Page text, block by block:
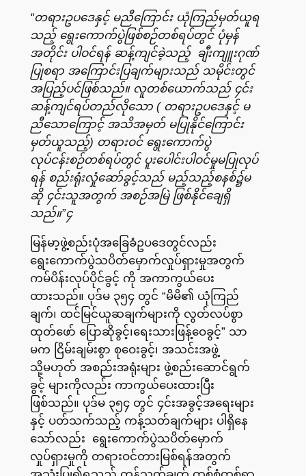
“တရားဥပဒေနှင့် မညီကြောင်း ယုံကြည်မှတ်ယူရ
သည့် ရွေးကောက်ပွဲဖြစ်စဉ်တစ်ရပ်တွင် ပုံမှန်
အတိုင်း ပါဝင်ရန် ဆန့်ကျင်ခဲ့သည့် ချီးကျူးဂုဏ်
ပြုစရာ အကြောင်းပြချက်များသည် သမိုင်းတွင်
အပြည့်ပင်ဖြစ်သည်။ လူတစ်ယောက်သည် ၄င်း
ဆန့်ကျင်ရပ်တည်လိုသော ( တရားဥပဒေနှင့် မ
ညီသောကြောင့် အသိအမှတ် မပြုနိုင်ကြောင်း
မှတ်ယူသည့်) တရားဝင် ရွေးကောက်ပွဲ
လုပ်ငန်းစဉ်တစ်ရပ်တွင် ပူးပေါင်းပါဝင်မှုမပြုလုပ်
ရန် စည်းရုံးလှုံဆော်ခွင့်သည် မည့်သည့်စနစ်၌မ
ဆို ၄င်းသူအတွက် အစဉ်အမြဲ ဖြစ်နိုင်ချေရှိ
သည်။”၄
မြန်မာ့ဖွဲ့စည်းပုံအခြေခံဥပဒေတွင်လည်း
ရွေးကောက်ပွဲသပိတ်မှောက်လှုပ်ရှားမှုအတွက်
ကမ်ပိန်းလုပ်ပိုင်ခွင့် ကို အကာကွယ်ပေး
ထားသည်။ ပုဒ်မ ၃၅၄ တွင် “မိမိ၏ ယုံကြည်
ချက်၊ ထင်မြင်ယူဆချက်များကို လွတ်လပ်စွာ
ထုတ်ဖော် ပြောဆိုခွင့်၊ရေးသားဖြန့်ဝေခွင့်” သာ
မက ငြိမ်းချမ်းစွာ စုဝေးခွင့်၊ အသင်းအဖွဲ့
သို့မဟုတ် အစည်းအရုံးများ ဖွဲ့စည်းဆောင်ရွက်
ခွင့် များကိုလည်း ကာကွယ်ပေးထားပြီး
ဖြစ်သည်။ ပုဒ်မ ၃၅၄ တွင် ၄င်းအခွင့်အရေးများ
နှင့် ပတ်သက်သည့် ကန့်သတ်ချက်များ ပါရှိနေ
သော်လည်း ရွေးကောက်ပွဲသပိတ်မှောက်
လှုပ်ရှားမှုကို တရားဝင်တားမြစ်ရန်အတွက်